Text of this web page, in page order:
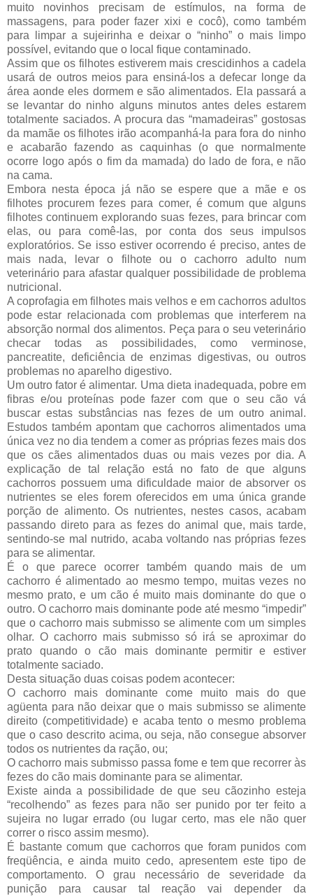
muito novinhos precisam de estímulos, na forma de
massagens, para poder fazer xixi e cocô), como também
para limpar a sujeirinha e deixar o “ninho” o mais limpo
possível, evitando que o local fique contaminado.
Assim que os filhotes estiverem mais crescidinhos a cadela
usará de outros meios para ensiná-los a defecar longe da
área aonde eles dormem e são alimentados. Ela passará a
se levantar do ninho alguns minutos antes deles estarem
totalmente saciados. A procura das “mamadeiras” gostosas
da mamãe os filhotes irão acompanhá-la para fora do ninho
e acabarão fazendo as caquinhas (o que normalmente
ocorre logo após o fim da mamada) do lado de fora, e não
na cama.
Embora nesta época já não se espere que a mãe e os
filhotes procurem fezes para comer, é comum que alguns
filhotes continuem explorando suas fezes, para brincar com
elas, ou para comê-las, por conta dos seus impulsos
exploratórios. Se isso estiver ocorrendo é preciso, antes de
mais nada, levar o filhote ou o cachorro adulto num
veterinário para afastar qualquer possibilidade de problema
nutricional.
A coprofagia em filhotes mais velhos e em cachorros adultos
pode estar relacionada com problemas que interferem na
absorção normal dos alimentos. Peça para o seu veterinário
checar todas as possibilidades, como verminose,
pancreatite, deficiência de enzimas digestivas, ou outros
problemas no aparelho digestivo.
Um outro fator é alimentar. Uma dieta inadequada, pobre em
fibras e/ou proteínas pode fazer com que o seu cão vá
buscar estas substâncias nas fezes de um outro animal.
Estudos também apontam que cachorros alimentados uma
única vez no dia tendem a comer as próprias fezes mais dos
que os cães alimentados duas ou mais vezes por dia. A
explicação de tal relação está no fato de que alguns
cachorros possuem uma dificuldade maior de absorver os
nutrientes se eles forem oferecidos em uma única grande
porção de alimento. Os nutrientes, nestes casos, acabam
passando direto para as fezes do animal que, mais tarde,
sentindo-se mal nutrido, acaba voltando nas próprias fezes
para se alimentar.
É o que parece ocorrer também quando mais de um
cachorro é alimentado ao mesmo tempo, muitas vezes no
mesmo prato, e um cão é muito mais dominante do que o
outro. O cachorro mais dominante pode até mesmo “impedir”
que o cachorro mais submisso se alimente com um simples
olhar. O cachorro mais submisso só irá se aproximar do
prato quando o cão mais dominante permitir e estiver
totalmente saciado.
Desta situação duas coisas podem acontecer:
O cachorro mais dominante come muito mais do que
agüenta para não deixar que o mais submisso se alimente
direito (competitividade) e acaba tento o mesmo problema
que o caso descrito acima, ou seja, não consegue absorver
todos os nutrientes da ração, ou;
O cachorro mais submisso passa fome e tem que recorrer às
fezes do cão mais dominante para se alimentar.
Existe ainda a possibilidade de que seu cãozinho esteja
“recolhendo” as fezes para não ser punido por ter feito a
sujeira no lugar errado (ou lugar certo, mas ele não quer
correr o risco assim mesmo).
É bastante comum que cachorros que foram punidos com
freqüência, e ainda muito cedo, apresentem este tipo de
comportamento. O grau necessário de severidade da
punição para causar tal reação vai depender da